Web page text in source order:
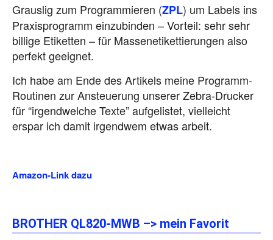
Grauslig zum Programmieren (ZPL) um Labels ins
Praxisprogramm einzubinden – Vorteil: sehr sehr
billige Etiketten – für Massenetikettierungen also
perfekt geeignet.
Ich habe am Ende des Artikels meine Programm-
Routinen zur Ansteuerung unserer Zebra-Drucker
für “irgendwelche Texte” aufgelistet, vielleicht
erspar ich damit irgendwem etwas arbeit.
Amazon-Link dazu
BROTHER QL820-MWB –> mein Favorit